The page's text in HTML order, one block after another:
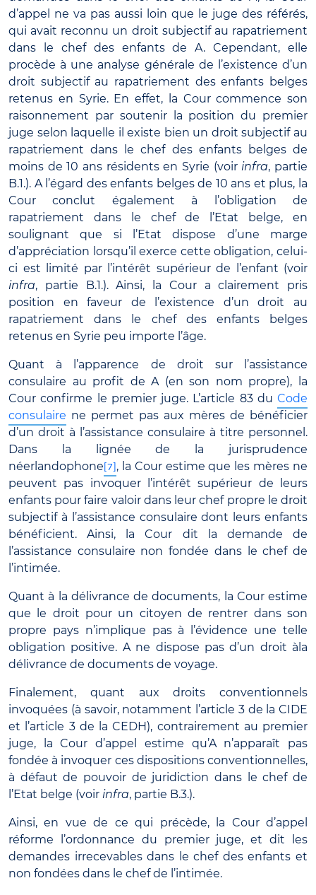
d’appel ne va pas aussi loin que le juge des référés,
qui avait reconnu un droit subjectif au rapatriement
dans le chef des enfants de A. Cependant, elle
procède à une analyse générale de l’existence d’un
droit subjectif au rapatriement des enfants belges
retenus en Syrie. En effet, la Cour commence son
raisonnement par soutenir la position du premier
juge selon laquelle il existe bien un droit subjectif au
rapatriement dans le chef des enfants belges de
moins de 10 ans résidents en Syrie (voirinfra, partie
B.1.). A l’égard des enfants belges de 10 ans et plus, la
Cour conclut également à l’obligation de
rapatriement dans le chef de l’Etat belge, en
soulignant que si l’Etat dispose d’une marge
d’appréciation lorsqu’il exerce cette obligation, celui-
ci est limité par l’intérêt supérieur de l’enfant (voir
infra, partie B.1.). Ainsi, la Cour a clairement pris
position en faveur de l’existence d’un droit au
rapatriement dans le chef des enfants belges
retenus en Syrie peu importe l’âge.
Quant à l’apparence de droit sur l’assistance
consulaire au profit de A (en son nom propre), la
Cour confirme le premier juge. L’article 83 du Code
consulaire ne permet pas aux mères de bénéficier
d’un droit à l’assistance consulaire à titre personnel.
Dans la lignée de la jurisprudence
néerlandophone [7] , la Cour estime que les mères ne
peuvent pas invoquer l’intérêt supérieur de leurs
enfants pour faire valoir dans leur chef propre le droit
subjectif à l’assistance consulaire dont leurs enfants
bénéficient. Ainsi, la Cour dit la demande de
l’assistance consulaire non fondée dans le chef de
l’intimée.
Quant à la délivrance de documents, la Cour estime
que le droit pour un citoyen de rentrer dans son
propre pays n’implique pas à l’évidence une telle
obligation positive. A ne dispose pas d’un droit àla
délivrance de documents de voyage.
Finalement, quant aux droits conventionnels
invoquées (à savoir, notamment l’article 3 de la CIDE
et l’article 3 de la CEDH), contrairement au premier
juge, la Cour d’appel estime qu’A n’apparaît pas
fondée à invoquer ces dispositions conventionnelles,
à défaut de pouvoir de juridiction dans le chef de
l’Etat belge (voir infra, partie B.3.).
Ainsi, en vue de ce qui précède, la Cour d’appel
réforme l’ordonnance du premier juge, et dit les
demandes irrecevables dans le chef des enfants et
non fondées dans le chef de l’intimée.